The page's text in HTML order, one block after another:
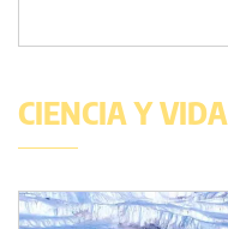
CIENCIA Y VIDA